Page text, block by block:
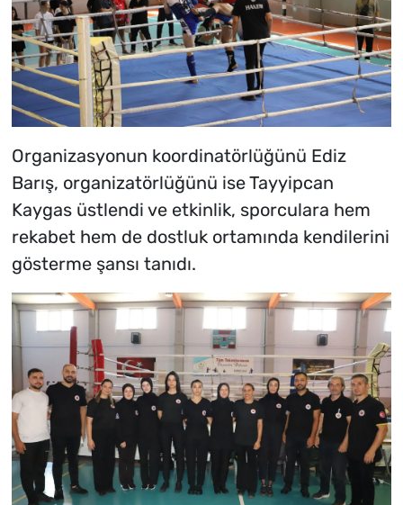
Organizasyonun koordinatörlüğünü Ediz
Barış, organizatörlüğünü ise Tayyipcan
Kaygas üstlendi ve etkinlik, sporculara hem
rekabet hem de dostluk ortamında kendilerini
gösterme şansı tanıdı.